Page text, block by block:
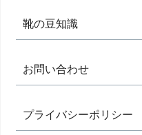
靴の豆知識
お問い合わせ
プライバシーポリシー